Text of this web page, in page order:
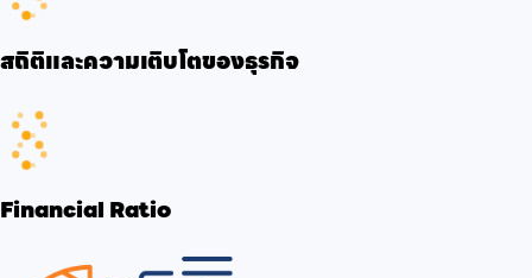
สถิติและความเติบโตของธุรกิจ
Financial Ratio